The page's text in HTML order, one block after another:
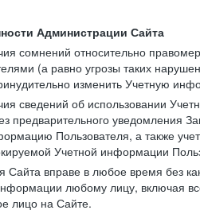
Администрации Сайта
сомнений относительно
(а равно угрозы таких
изменить Учетную
сведений об использовании
предварительного уведомления
Пользователя, а также
Учетной информации
Сайта вправе в любое время без
любому лицу, включая
лицо на Сайте.